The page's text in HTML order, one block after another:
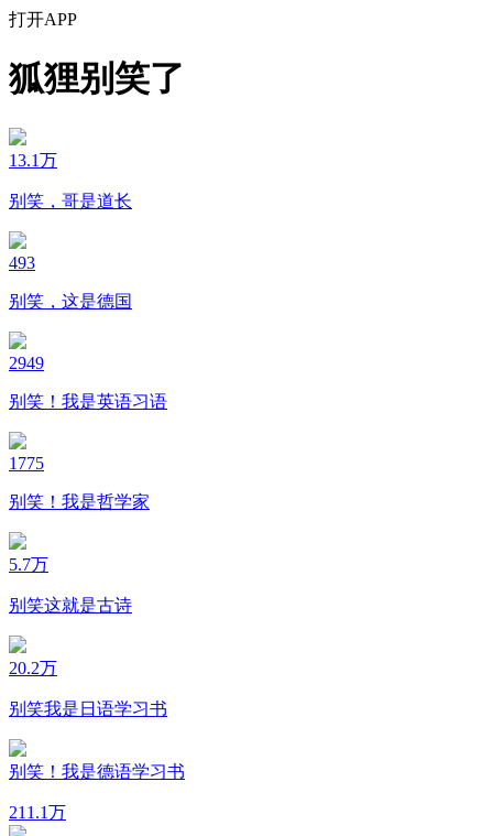
打开APP
狐狸别笑了
13.1万
别笑，哥是道长
493
别笑，这是德国
2949
别笑！我是英语习语
1775
别笑！我是哲学家
5.7万
别笑这就是古诗
20.2万
别笑我是日语学习书
别笑！我是德语学习书
21 1.1万